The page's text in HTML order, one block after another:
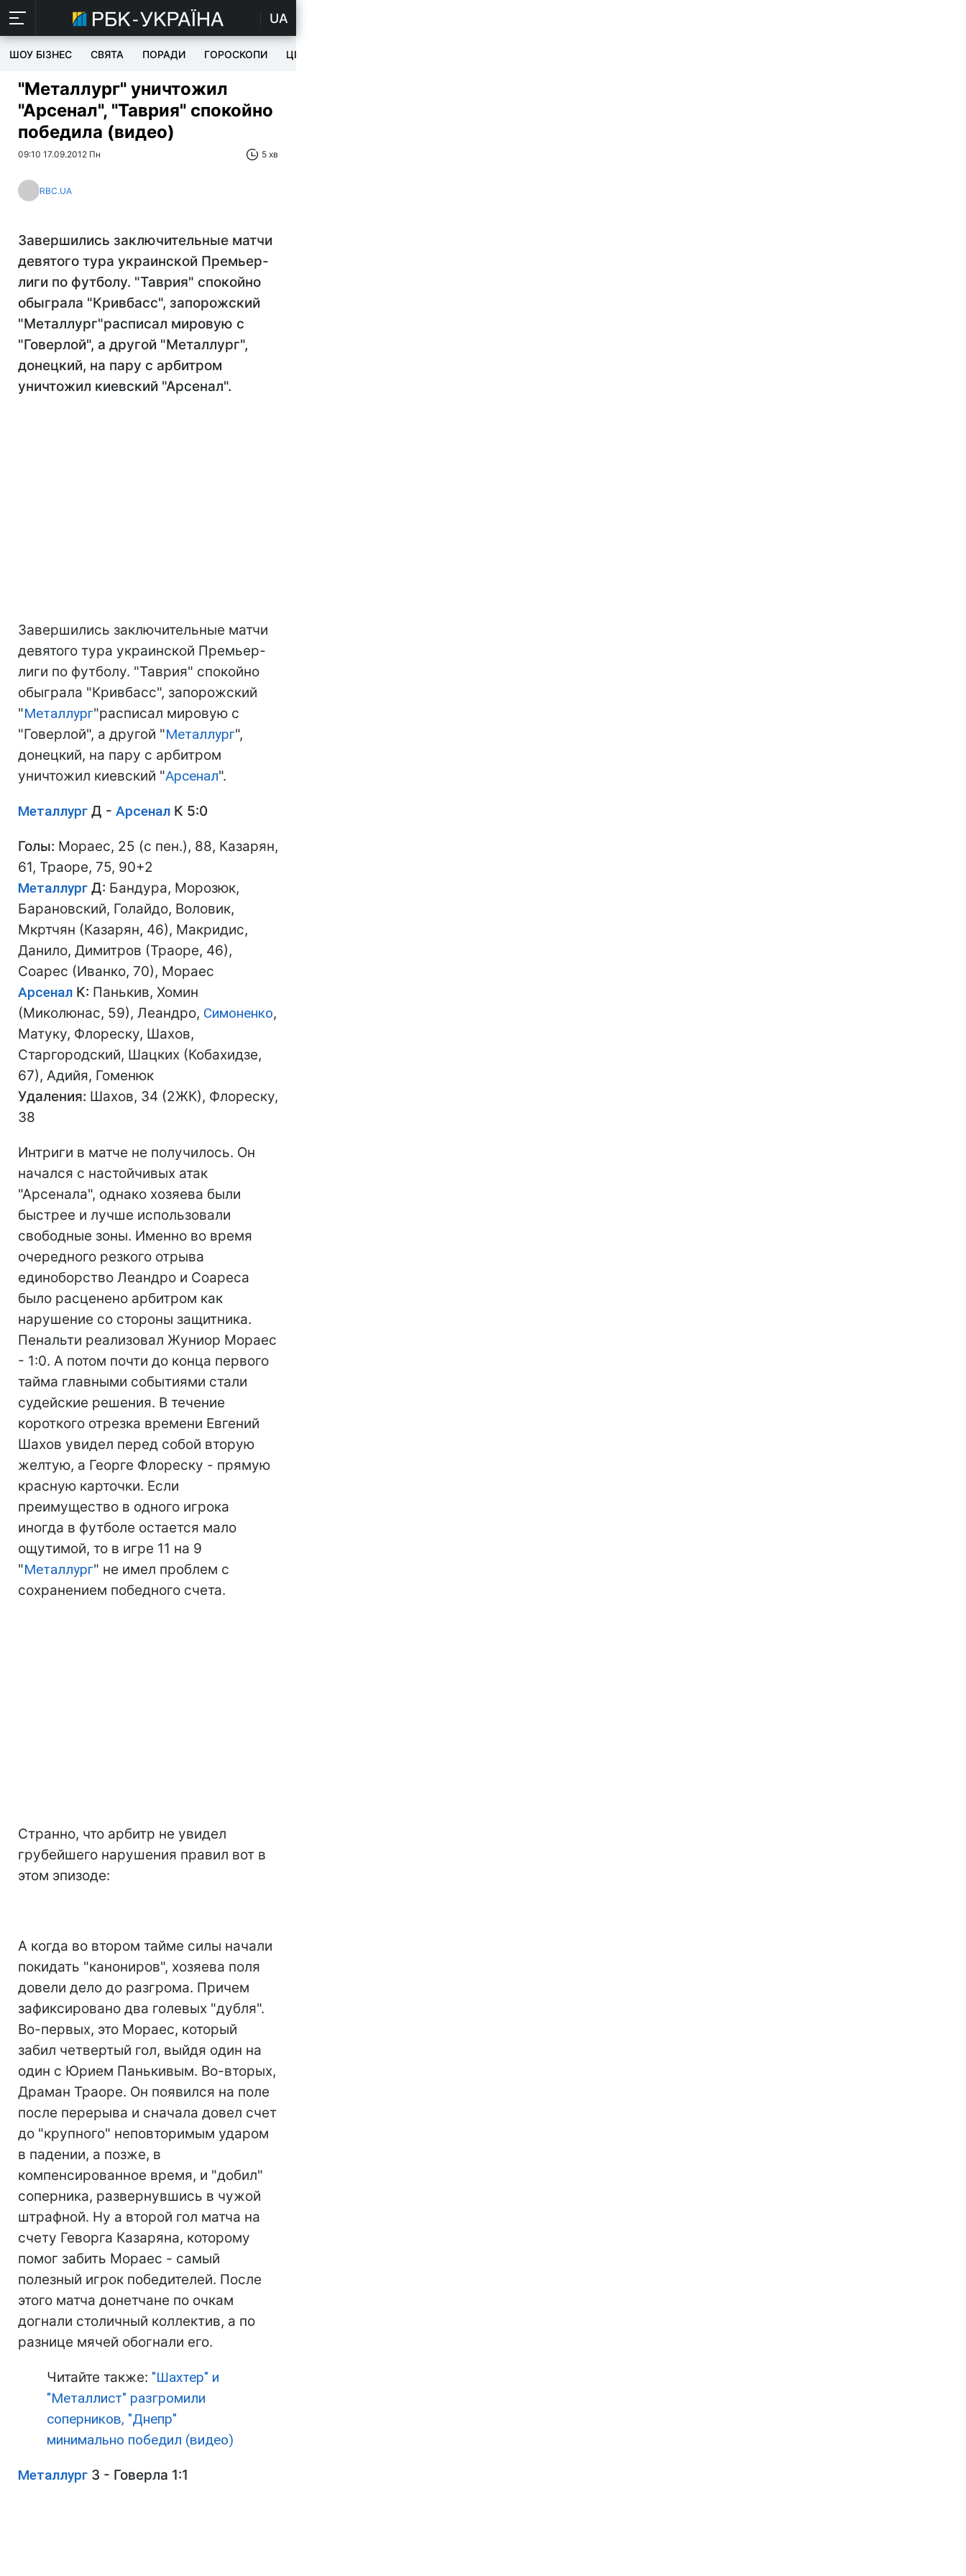
UA
ШОУ БІЗНЕС СВЯТА ПОРАДИ ГОРОСКОПИ ЦІКАВЕ
"Металлург" уничтожил
"Арсенал", "Таврия" спокойно
победила (видео)
09:10 17.09.2012 Пн 5 хв
RBC.UA
Завершились заключительные матчи
девятого тура украинской Премьер-
лиги по футболу. "Таврия" спокойно
обыграла "Кривбасс", запорожский
"Металлург"расписал мировую с
"Говерлой", а другой "Металлург",
донецкий, на пару с арбитром
уничтожил киевский "Арсенал".
Завершились заключительные матчи
девятого тура украинской Премьер-
лиги по футболу. "Таврия" спокойно
обыграла "Кривбасс", запорожский
"Металлург"расписал мировую с
"Говерлой", а другой "Металлург",
донецкий, на пару с арбитром
уничтожил киевский "Арсенал".
Металлург Д - Арсенал К 5:0
Голы: Мораес, 25 (с пен.), 88, Казарян,
61, Траоре, 75, 90+2
Металлург Д: Бандура, Морозюк,
Барановский, Голайдо, Воловик,
Мкртчян (Казарян, 46), Макридис,
Данило, Димитров (Траоре, 46),
Соарес (Иванко, 70), Мораес
Арсенал К: Панькив, Хомин
(Миколюнас, 59), Леандро, Симоненко,
Матуку, Флореску, Шахов,
Старгородский, Шацких (Кобахидзе,
67), Адийя, Гоменюк
Удаления: Шахов, 34 (2ЖК), Флореску,
38
Интриги в матче не получилось. Он
начался с настойчивых атак
"Арсенала", однако хозяева были
быстрее и лучше использовали
свободные зоны. Именно во время
очередного резкого отрыва
единоборство Леандро и Соареса
было расценено арбитром как
нарушение со стороны защитника.
Пенальти реализовал Жуниор Мораес
- 1:0. А потом почти до конца первого
тайма главными событиями стали
судейские решения. В течение
короткого отрезка времени Евгений
Шахов увидел перед собой вторую
желтую, а Георге Флореску - прямую
красную карточки. Если
преимущество в одного игрока
иногда в футболе остается мало
ощутимой, то в игре 11 на 9
"Металлург" не имел проблем с
сохранением победного счета.
Странно, что арбитр не увидел
грубейшего нарушения правил вот в
этом эпизоде:
А когда во втором тайме силы начали
покидать "канониров", хозяева поля
довели дело до разгрома. Причем
зафиксировано два голевых "дубля".
Во-первых, это Мораес, который
забил четвертый гол, выйдя один на
один с Юрием Панькивым. Во-вторых,
Драман Траоре. Он появился на поле
после перерыва и сначала довел счет
до "крупного" неповторимым ударом
в падении, а позже, в
компенсированное время, и "добил"
соперника, развернувшись в чужой
штрафной. Ну а второй гол матча на
счету Геворга Казаряна, которому
помог забить Мораес - самый
полезный игрок победителей. После
этого матча донетчане по очкам
догнали столичный коллектив, а по
разнице мячей обогнали его.
Читайте также: "Шахтер" и
"Металлист" разгромили
соперников, "Днепр"
минимально победил (видео)
Металлург З - Говерла 1:1